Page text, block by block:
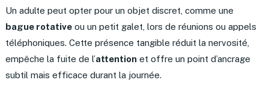
Un adulte peut opter pour un objet discret, comme une
bague rotativeou un petit galet, lors de réunions ou appels
téléphoniques. Cette présence tangible réduit la nervosité,
empêche la fuite de l’attentionet offre un point d’ancrage
subtil mais efficace durant la journée.